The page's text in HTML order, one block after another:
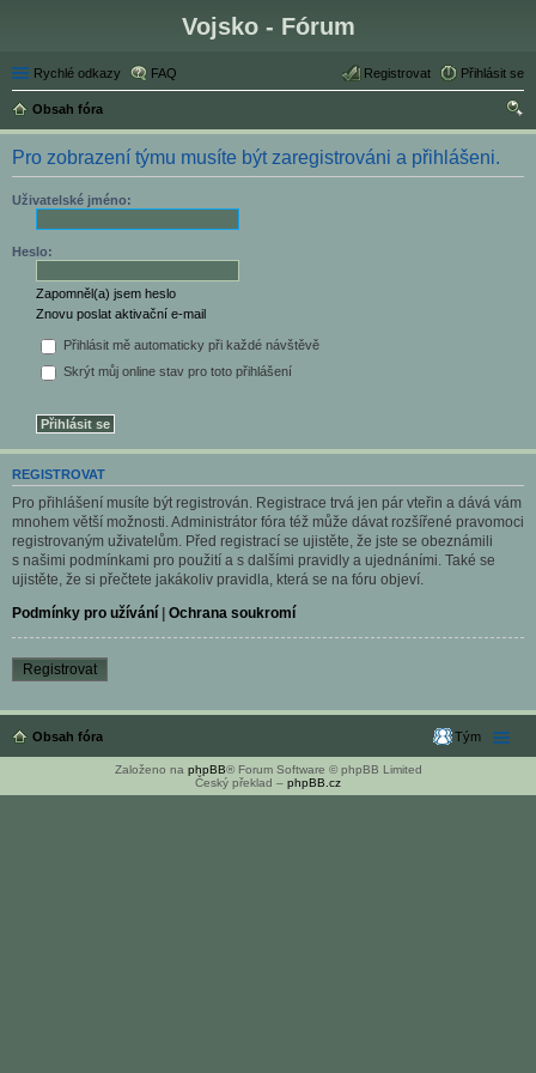
Vojsko - Fórum
Rychlé odkazy FAQ Přihlásit se
Registrovat
Obsah fóra
led
Pro zobrazení týmu musíte být zaregistrováni a přihlášeni.
Uživatelské jméno:
Heslo:
Zapomněl(a) jsem heslo
Znovu poslat aktivační e-mail
Přihlásit mě automaticky při každé návštěvě
Skrýt můj online stav pro toto přihlášení
REGISTROVAT
Pro přihlášení musíte být registrován. Registrace trvá jen pár vteřin a dává vám
mnohem větší možnosti. Administrátor fóra též může dávat rozšířené pravomoci
registrovaným uživatelům. Před registrací se ujistěte, že jste se obeznámili
s našimi podmínkami pro použití a s dalšími pravidly a ujednáními. Také se
ujistěte, že si přečtete jakákoliv pravidla, která se na fóru objeví.
Podmínky pro užívání | Ochrana soukromí
Registrovat
Obsah fóra Tým
Založeno na phpBB® Forum Software © phpBB Limited
Český překlad – phpBB.cz